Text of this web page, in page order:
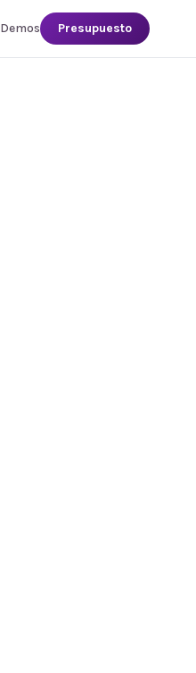
Demos Presupuesto